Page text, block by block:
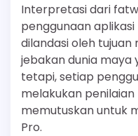
Interpretasi dari
penggunaan
dilandasi oleh
jebakan dunia maya
tetapi, setiap
melakukan
memutuskan untuk
Pro.